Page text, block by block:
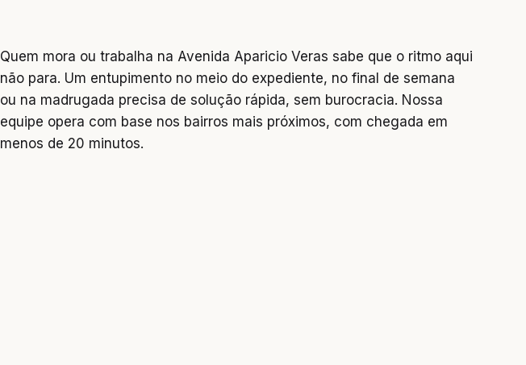
Quem mora ou trabalha na Avenida Aparicio Veras sabe que o ritmo aqui
não para. Um entupimento no meio do expediente, no final de semana
ou na madrugada precisa de solução rápida, sem burocracia. Nossa
equipe opera com base nos bairros mais próximos, com chegada em
menos de 20 minutos.